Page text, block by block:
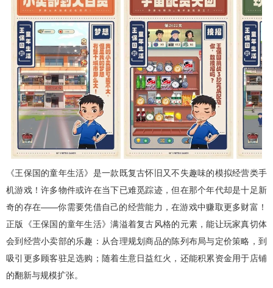
《王保国的童年生活》是一款既复古怀旧又不失趣味的模拟经营类手
机游戏！许多物件或许在当下已难觅踪迹，但在那个年代却是十足新
奇的存在——你需要凭借自己的经营能力，在游戏中赚取更多财富！
正版《王保国的童年生活》满溢着复古风格的元素，能让玩家真切体
会到经营小卖部的乐趣：从合理规划商品的陈列布局与定价策略，到
吸引更多顾客驻足选购；随着生意日益红火，还能积累资金用于店铺
的翻新与规模扩张。